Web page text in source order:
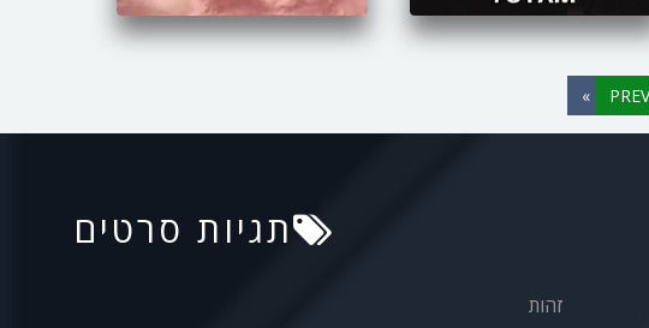
»
תגיות סרטים
זהות